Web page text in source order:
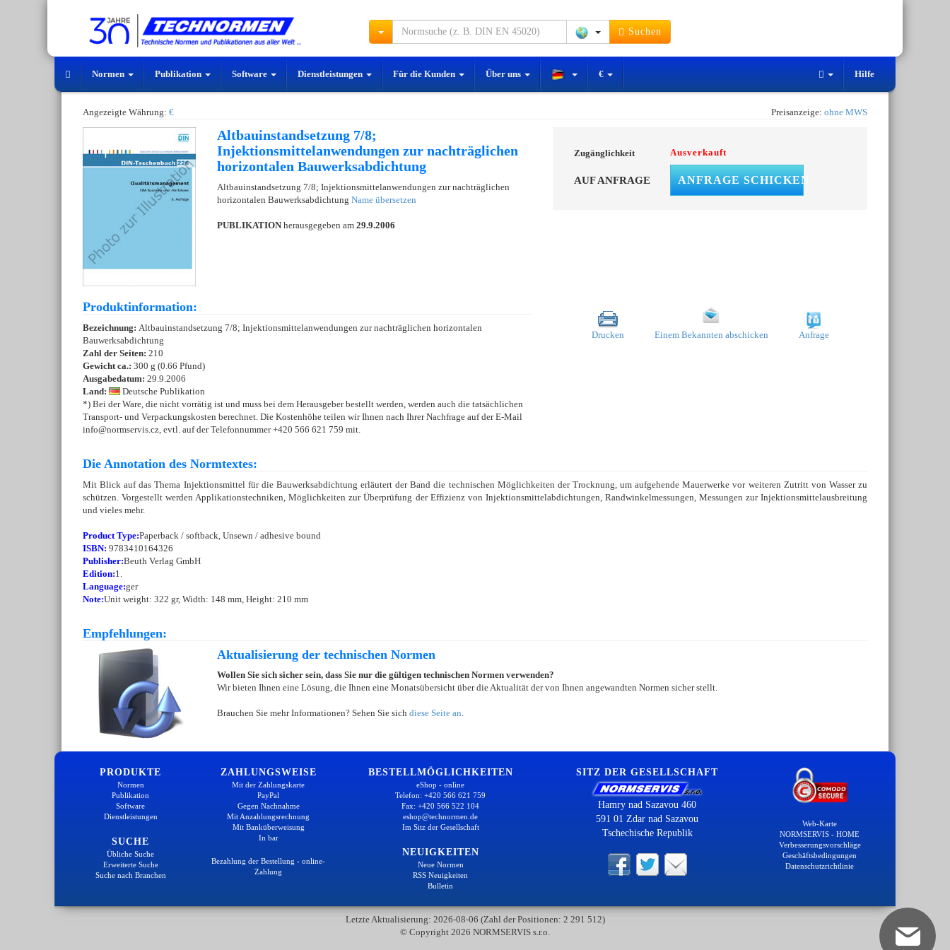
Suchen
Normen Publikation Software Dienstleistungen Für die Kunden Über uns € Hilfe
Angezeigte Währung: € Preisanzeige: ohne MWS
Altbauinstandsetzung 7/8;
Injektionsmittelanwendungen zur nachträglichen
horizontalen Bauwerksabdichtung
Altbauinstandsetzung 7/8; Injektionsmittelanwendungen zur nachträglichen
horizontalen Bauwerksabdichtung Name übersetzen
PUBLIKATION herausgegeben am 29.9.2006
Zugänglichkeit Ausverkauft
AUF ANFRAGE ANFRAGE SCHICKEN
Produktinformation:
Bezeichnung: Altbauinstandsetzung 7/8; Injektionsmittelanwendungen zur nachträglichen horizontalen
Bauwerksabdichtung
Zahl der Seiten: 210
Gewicht ca.: 300 g (0.66 Pfund)
Ausgabedatum: 29.9.2006
Land:
Deutsche Publikation
*) Bei der Ware, die nicht vorrätig ist und muss bei dem Herausgeber bestellt werden, werden auch die tatsächlichen
Transport- und Verpackungskosten berechnet. Die Kostenhöhe teilen wir Ihnen nach Ihrer Nachfrage auf der E-Mail
info@normservis.cz, evtl. auf der Telefonnummer +420 566 621 759 mit.
Drucken Einem Bekannten abschicken Anfrage
Die Annotation des Normtextes:
Mit Blick auf das Thema Injektionsmittel für die Bauwerksabdichtung erläutert der Band die technischen Möglichkeiten der Trocknung, um aufgehende Mauerwerke vor weiteren Zutritt von Wasser zu
schützen. Vorgestellt werden Applikationstechniken, Möglichkeiten zur Überprüfung der Effizienz von Injektionsmittelabdichtungen, Randwinkelmessungen, Messungen zur Injektionsmittelausbreitung
und vieles mehr.
Product Type:Paperback / softback, Unsewn / adhesive bound
ISBN: 9783410164326
Publisher:Beuth Verlag GmbH
Edition:1.
Language:ger
Note:Unit weight: 322 gr, Width: 148 mm, Height: 210 mm
Empfehlungen:
Aktualisierung der technischen Normen
Wollen Sie sich sicher sein, dass Sie nur die gültigen technischen Normen verwenden?
Wir bieten Ihnen eine Lösung, die Ihnen eine Monatsübersicht über die Aktualität der von Ihnen angewandten Normen sicher stellt.
Brauchen Sie mehr Informationen? Sehen Sie sich diese Seite an.
PRODUKTE
Normen
Publikation
Software
Dienstleistungen
SUCHE
Übliche Suche
Erweiterte Suche
Suche nach Branchen
ZAHLUNGSWEISE
Mit der Zahlungskarte
PayPal
Gegen Nachnahme
Mit Anzahlungsrechnung
Mit Banküberweisung
In bar
Bezahlung der Bestellung - online-
Zahlung
BESTELLMÖGLICHKEITEN
eShop - online
Telefon: +420 566 621 759
Fax: +420 566 522 104
eshop@technormen.de
Im Sitz der Gesellschaft
NEUIGKEITEN
Neue Normen
RSS Neuigkeiten
Bulletin
SITZ DER GESELLSCHAFT
Hamry nad Sazavou 460
591 01 Zdar nad Sazavou
Tschechische Republik
Web-Karte
NORMSERVIS - HOME
Verbesserungsvorschläge
Geschäftsbedingungen
Datenschutzrichtlinie
Letzte Aktualisierung: 2026-08-06 (Zahl der Positionen: 2 291 512)
© Copyright 2026 NORMSERVIS s.r.o.